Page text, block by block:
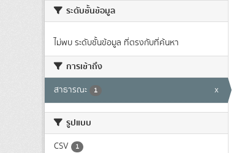
ระดับชั้นข้อมูล
ไม่พบ ระดับชั้นข้อมูล ที่ตรงกับที่ค้นหา
การเข้าถึง
สาธารณะ 1 x
รูปแบบ
CSV 1